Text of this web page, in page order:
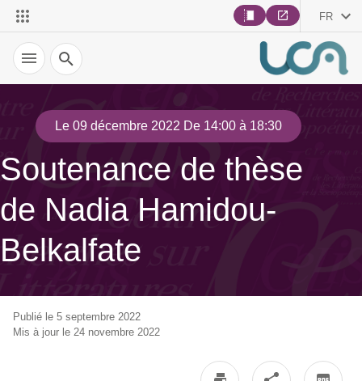
FR
Recherche
Le 09 décembre 2022 De 14:00 à 18:30
Soutenance de thèse
de Nadia Hamidou-
Belkalfate
Publié le 5 septembre 2022
Mis à jour le 24 novembre 2022